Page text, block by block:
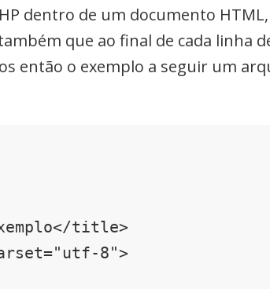
dentro de um documento
que ao final de cada linha
então o exemplo a seguir um